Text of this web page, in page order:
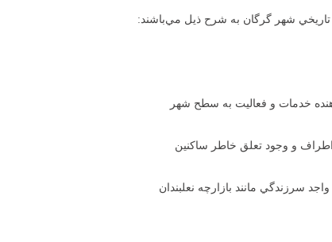
شهر گرگان به شرح ذيل مي‌باشند:
خدمات و فعاليت به سطح شهر
و وجود تعلق خاطر ساكنين
سرزندگي مانند بازارچه نعلبندان